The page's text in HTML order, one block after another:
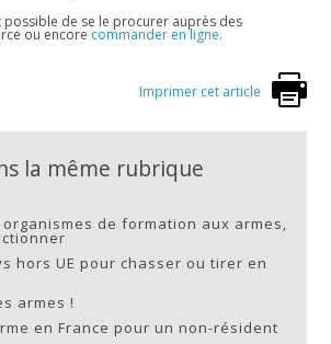
possible de se le procurer auprès des
ou encore commander en ligne.
Imprimer cet article
la même rubrique
de formation aux armes,
hors UE pour chasser ou tirer en
armes !
en France pour un non-résident